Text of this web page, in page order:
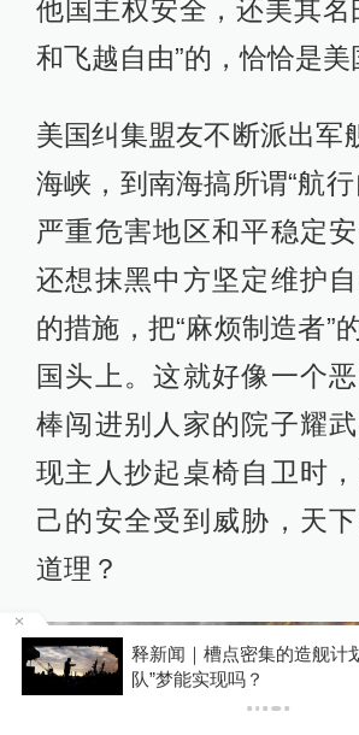
他国主权安全，还美其名
和飞越自由”的，恰恰是美
美国纠集盟友不断派出军
海峡，到南海搞所谓“航行
严重危害地区和平稳定
还想抹黑中方坚定维护
的措施，把“麻烦制造者”
国头上。这就好像一个
棒闯进别人家的院子耀
现主人抄起桌椅自卫时
己的安全受到威胁，天
道理？
女子称丰胸术9个月后确诊
手术不可能引发癌症，建议